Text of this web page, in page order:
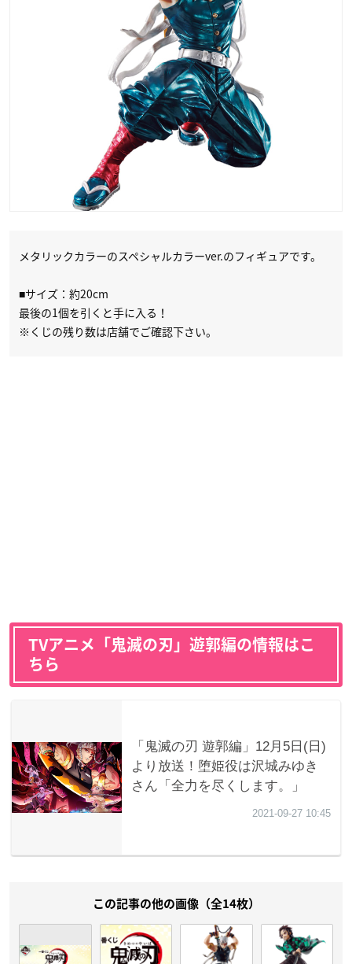
メタリックカラーのスペシャルカラーver.のフィギュアです。
■サイズ：約20cm
最後の1個を引くと手に入る！
※くじの残り数は店舗でご確認下さい。
TVアニメ「鬼滅の刃」遊郭編の情報はこ
ちら
この記事の他の画像（全14枚）